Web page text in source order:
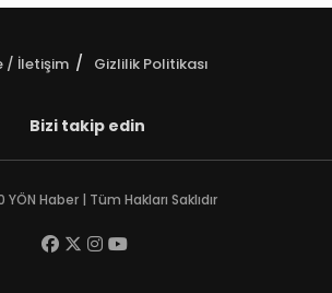
/ İletişim Gizlilik Politikası
Bizi takip edin
Haber | Tüm Hakları Saklıdır